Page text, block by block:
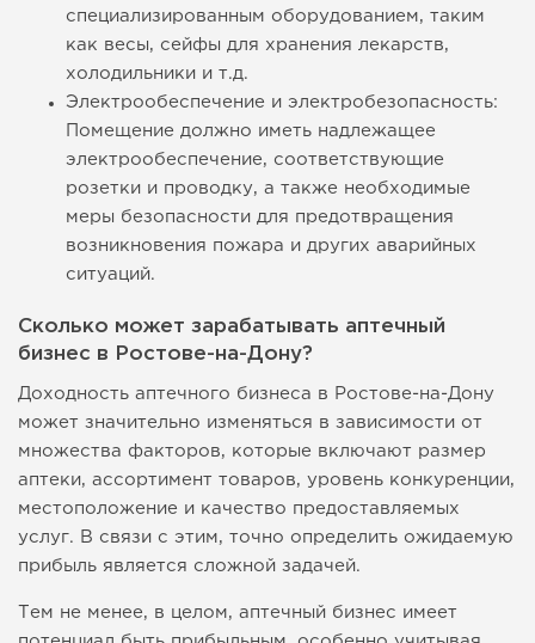
специализированным оборудованием, таким
как весы, сейфы для хранения лекарств,
холодильники и т.д.
Электрообеспечение и электробезопасность:
Помещение должно иметь надлежащее
электрообеспечение, соответствующие
розетки и проводку, а также необходимые
меры безопасности для предотвращения
возникновения пожара и других аварийных
ситуаций.
Сколько может зарабатывать аптечный
бизнес в Ростове-на-Дону?
Доходность аптечного бизнеса в Ростове-на-Дону
может значительно изменяться в зависимости от
множества факторов, которые включают размер
аптеки, ассортимент товаров, уровень конкуренции,
местоположение и качество предоставляемых
услуг. В связи с этим, точно определить ожидаемую
прибыль является сложной задачей.
Тем не менее, в целом, аптечный бизнес имеет